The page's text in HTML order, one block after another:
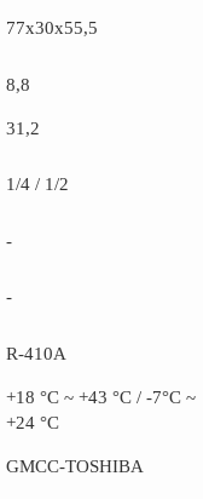
77x30x55,5
8,8
31,2
1/4 / 1/2
-
-
R-410А
+18 °С ~ +43 °С / -7°С ~
+24 °С
GMCC-TOSHIBA